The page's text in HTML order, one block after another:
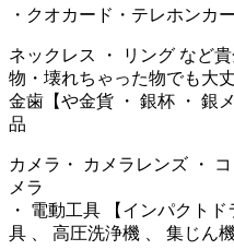
・クオカード・テレホンカ
ネックレス ・ リング など
物・壊れちゃった物でも大
金歯【や金貨 ・ 銀杯 ・ 銀
品
カメラ・ カメラレンズ ・
メラ
・ 電動工具 【インパクト
具 、 高圧洗浄機 、 集じん